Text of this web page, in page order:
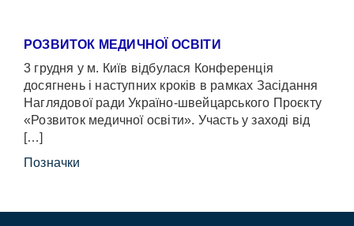
РОЗВИТОК МЕДИЧНОЇ ОСВІТИ
3 грудня у м. Київ відбулася Конференція
досягнень і наступних кроків в рамках Засідання
Наглядової ради Україно-швейцарського Проєкту
«Розвиток медичної освіти». Участь у заході від
[…]
Позначки